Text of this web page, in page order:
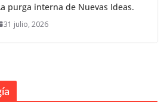
purga interna de Nuevas Ideas.
31 julio, 2026